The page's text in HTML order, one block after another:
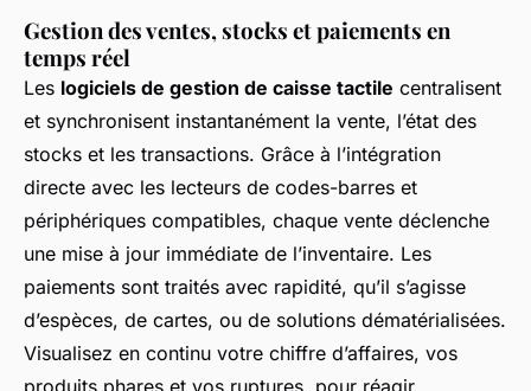
Gestion des ventes, stocks et paiements en
temps réel
Les logiciels de gestion de caisse tactile centralisent
et synchronisent instantanément la vente, l’état des
stocks et les transactions. Grâce à l’intégration
directe avec les lecteurs de codes-barres et
périphériques compatibles, chaque vente déclenche
une mise à jour immédiate de l’inventaire. Les
paiements sont traités avec rapidité, qu’il s’agisse
d’espèces, de cartes, ou de solutions dématérialisées.
Visualisez en continu votre chiffre d’affaires, vos
produits phares et vos ruptures, pour réagir